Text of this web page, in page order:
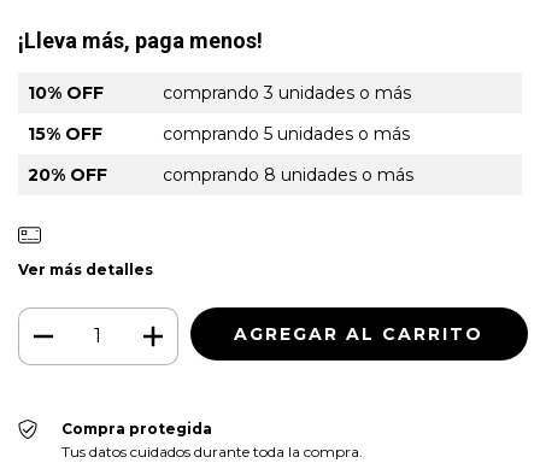
¡Lleva más, paga menos!
10% OFF
comprando 3 unidades o más
15% OFF
comprando 5 unidades o más
20% OFF
comprando 8 unidades o más
Ver más detalles
Compra protegida
Tus datos cuidados durante toda la compra.